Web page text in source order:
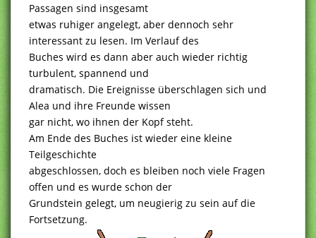
Passagen sind insgesamt
etwas ruhiger angelegt, aber dennoch sehr
interessant zu lesen. Im Verlauf des
Buches wird es dann aber auch wieder richtig
turbulent, spannend und
dramatisch. Die Ereignisse überschlagen sich und
Alea und ihre Freunde wissen
gar nicht, wo ihnen der Kopf steht.
Am Ende des Buches ist wieder eine kleine
Teilgeschichte
abgeschlossen, doch es bleiben noch viele Fragen
offen und es wurde schon der
Grundstein gelegt, um neugierig zu sein auf die
Fortsetzung.